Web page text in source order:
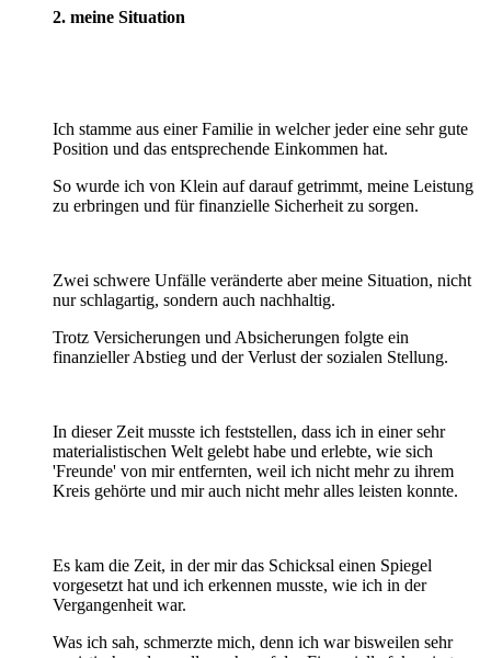
2. meine Situation
Ich stamme aus einer Familie in welcher jeder eine sehr gute
Position und das entsprechende Einkommen hat.
So wurde ich von Klein auf darauf getrimmt, meine Leistung
zu erbringen und für finanzielle Sicherheit zu sorgen.
Zwei schwere Unfälle veränderte aber meine Situation, nicht
nur schlagartig, sondern auch nachhaltig.
Trotz Versicherungen und Absicherungen folgte ein
finanzieller Abstieg und der Verlust der sozialen Stellung.
In dieser Zeit musste ich feststellen, dass ich in einer sehr
materialistischen Welt gelebt habe und erlebte, wie sich
'Freunde' von mir entfernten, weil ich nicht mehr zu ihrem
Kreis gehörte und mir auch nicht mehr alles leisten konnte.
Es kam die Zeit, in der mir das Schicksal einen Spiegel
vorgesetzt hat und ich erkennen musste, wie ich in der
Vergangenheit war.
Was ich sah, schmerzte mich, denn ich war bisweilen sehr